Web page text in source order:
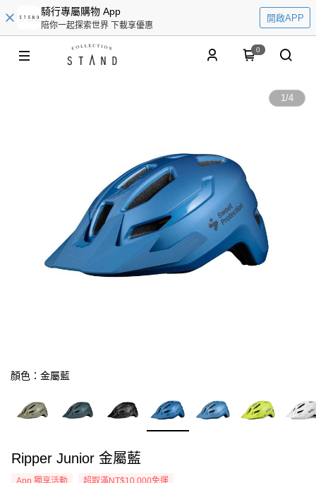
騎行專屬購物 App
陪你一起探索世界 下載享優惠
開啟APP
0
1/4
顏色：金屬藍
Ripper Junior 金屬藍
App 獨享活動 超取滿NT$10,000免運